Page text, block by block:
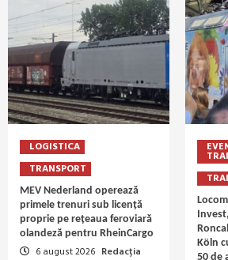
LOGISTICA
TRANSPORT
MEV Nederland operează
primele trenuri sub licență
proprie pe rețeaua feroviară
olandeză pentru RheinCargo
6 august 2026 Redacția
Köln
50 de